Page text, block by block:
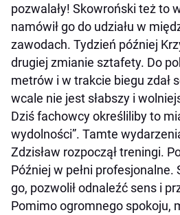
pozwalały! Skowroński też to
namówił go do udziału w
zawodach. Tydzień później
drugiej zmianie sztafety. Do
metrów i w trakcie biegu zdał
wcale nie jest słabszy i
Dziś fachowcy określiliby to
wydolności”. Tamte
Zdzisław rozpoczął treningi.
Później w pełni profesjonalne.
go, pozwolił odnaleźć sens i
Pomimo ogromnego spokoju,